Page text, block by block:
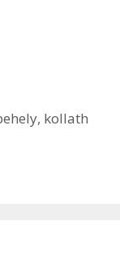
, kollath